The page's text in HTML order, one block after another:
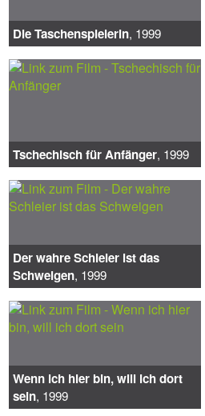
Die Taschenspielerin, 1999
Tschechisch für Anfänger, 1999
Der wahre Schleier ist das
Schweigen, 1999
Wenn ich hier bin, will ich dort
sein, 1999